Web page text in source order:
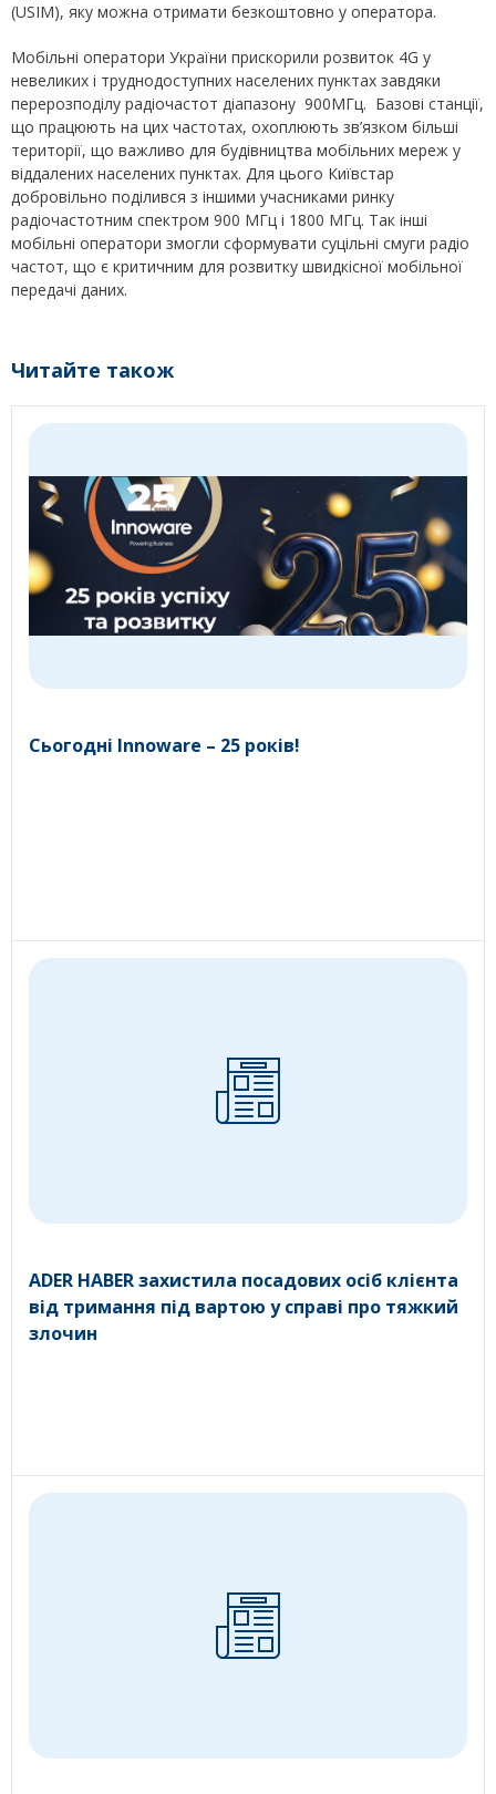
(USIM), яку можна отримати безкоштовно у оператора.
Мобільні оператори України прискорили розвиток 4G у
невеликих і труднодоступних населених пунктах завдяки
перерозподілу радіочастот діапазону 900МГц. Базові станції,
що працюють на цих частотах, охоплюють зв’язком більші
території, що важливо для будівництва мобільних мереж у
віддалених населених пунктах. Для цього Київстар
добровільно поділився з іншими учасниками ринку
радіочастотним спектром 900 МГц і 1800 МГц. Так інші
мобільні оператори змогли сформувати суцільні смуги радіо
частот, що є критичним для розвитку швидкісної мобільної
передачі даних.
Читайте також
Сьогодні Innoware – 25 років!
ADER HABER захистила посадових осіб клієнта
від тримання під вартою у справі про тяжкий
злочин